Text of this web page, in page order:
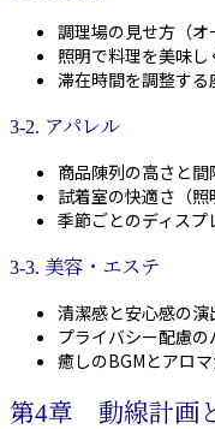
調理場の見せ方（オ
照明で料理を美味
滞在時間を調整する
3-2. アパレル
商品陳列の高さと間
試着室の快適さ（照
季節ごとのディスプ
3-3. 美容・エステ
清潔感と安心感の演
プライバシー配慮の
癒しのBGMとアロ
第4章 動線計画